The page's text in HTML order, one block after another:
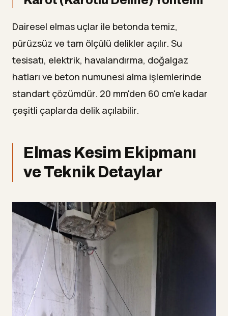
Dairesel elmas uçlar ile betonda temiz,
pürüzsüz ve tam ölçülü delikler açılır. Su
tesisatı, elektrik, havalandırma, doğalgaz
hatları ve beton numunesi alma işlemlerinde
standart çözümdür. 20 mm'den 60 cm'e kadar
çeşitli çaplarda delik açılabilir.
Elmas Kesim Ekipmanı
ve Teknik Detaylar